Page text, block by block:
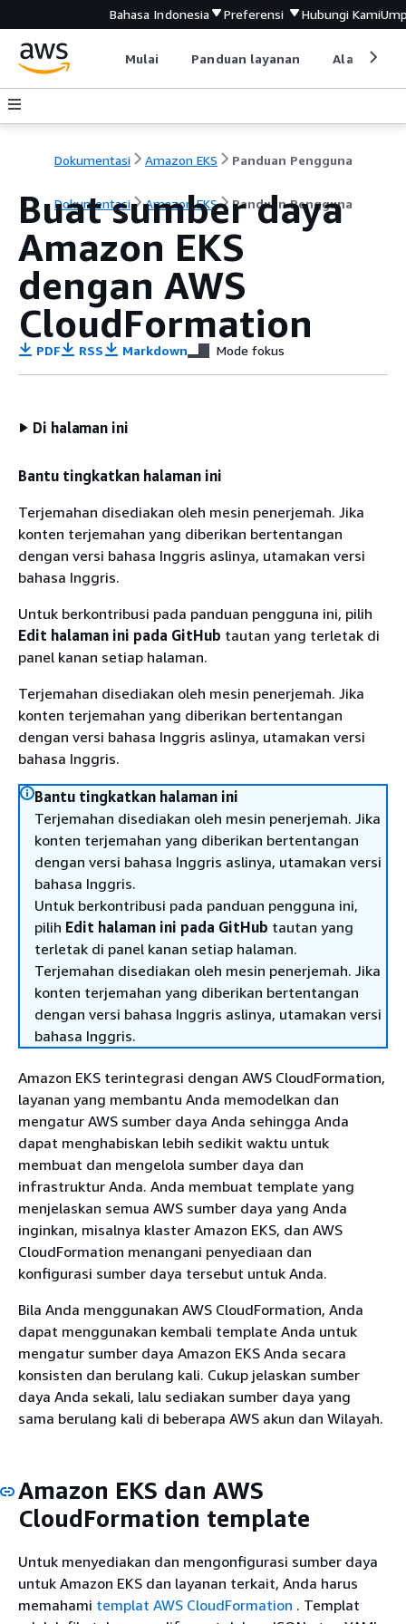
Bahasa Indonesia Preferensi Hubungi Kami
Mulai Panduan layanan Alat
Dokumentasi Amazon EKS Panduan Pengguna
Dokumentasi Amazon EKS Panduan Pengguna
Buat sumber daya
Amazon EKS
dengan AWS
CloudFormation
PDF RSS Markdown Mode fokus
Di halaman ini
Bantu tingkatkan halaman ini
Terjemahan disediakan oleh mesin penerjemah. Jika
konten terjemahan yang diberikan bertentangan
dengan versi bahasa Inggris aslinya, utamakan versi
bahasa Inggris.
Untuk berkontribusi pada panduan pengguna ini, pilih
Edit halaman ini pada GitHub tautan yang terletak di
panel kanan setiap halaman.
Terjemahan disediakan oleh mesin penerjemah. Jika
konten terjemahan yang diberikan bertentangan
dengan versi bahasa Inggris aslinya, utamakan versi
bahasa Inggris.
Bantu tingkatkan halaman ini
Terjemahan disediakan oleh mesin penerjemah. Jika
konten terjemahan yang diberikan bertentangan
dengan versi bahasa Inggris aslinya, utamakan versi
bahasa Inggris.
Untuk berkontribusi pada panduan pengguna ini,
pilih Edit halaman ini pada GitHub tautan yang
terletak di panel kanan setiap halaman.
Terjemahan disediakan oleh mesin penerjemah. Jika
konten terjemahan yang diberikan bertentangan
dengan versi bahasa Inggris aslinya, utamakan versi
bahasa Inggris.
Amazon EKS terintegrasi dengan AWS CloudFormation,
layanan yang membantu Anda memodelkan dan
mengatur AWS sumber daya Anda sehingga Anda
dapat menghabiskan lebih sedikit waktu untuk
membuat dan mengelola sumber daya dan
infrastruktur Anda. Anda membuat template yang
menjelaskan semua AWS sumber daya yang Anda
inginkan, misalnya klaster Amazon EKS, dan AWS
CloudFormation menangani penyediaan dan
konfigurasi sumber daya tersebut untuk Anda.
Bila Anda menggunakan AWS CloudFormation, Anda
dapat menggunakan kembali template Anda untuk
mengatur sumber daya Amazon EKS Anda secara
konsisten dan berulang kali. Cukup jelaskan sumber
daya Anda sekali, lalu sediakan sumber daya yang
sama berulang kali di beberapa AWS akun dan Wilayah.
Amazon EKS dan AWS
CloudFormation template
Untuk menyediakan dan mengonfigurasi sumber daya
untuk Amazon EKS dan layanan terkait, Anda harus
memahami templat AWS CloudFormation . Templat